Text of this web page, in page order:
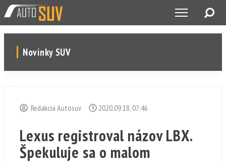
Novinky SUV
Redakcia Autosuv 2020.09.18, 07:46
Lexus registroval názov LBX.
Špekuluje sa o malom